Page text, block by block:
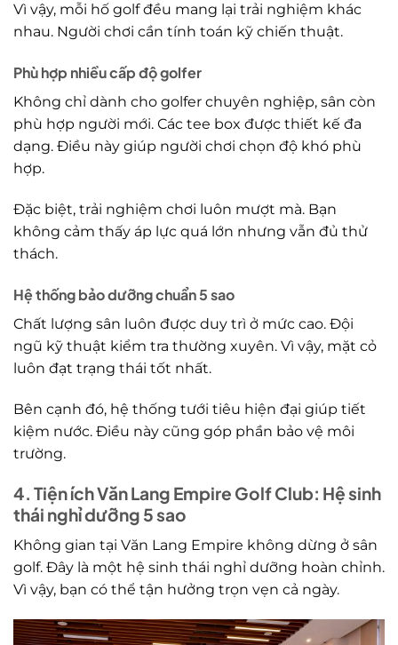
Vì vậy, mỗi hố golf đều mang lại trải nghiệm khác
nhau. Người chơi cần tính toán kỹ chiến thuật.
Phù hợp nhiều cấp độ golfer
Không chỉ dành cho golfer chuyên nghiệp, sân còn
phù hợp người mới. Các tee box được thiết kế đa
dạng. Điều này giúp người chơi chọn độ khó phù
hợp.
Đặc biệt, trải nghiệm chơi luôn mượt mà. Bạn
không cảm thấy áp lực quá lớn nhưng vẫn đủ thử
thách.
Hệ thống bảo dưỡng chuẩn 5 sao
Chất lượng sân luôn được duy trì ở mức cao. Đội
ngũ kỹ thuật kiểm tra thường xuyên. Vì vậy, mặt cỏ
luôn đạt trạng thái tốt nhất.
Bên cạnh đó, hệ thống tưới tiêu hiện đại giúp tiết
kiệm nước. Điều này cũng góp phần bảo vệ môi
trường.
4. Tiện ích Văn Lang Empire Golf Club: Hệ sinh
thái nghỉ dưỡng 5 sao
Không gian tại Văn Lang Empire không dừng ở sân
golf. Đây là một hệ sinh thái nghỉ dưỡng hoàn chỉnh.
Vì vậy, bạn có thể tận hưởng trọn vẹn cả ngày.